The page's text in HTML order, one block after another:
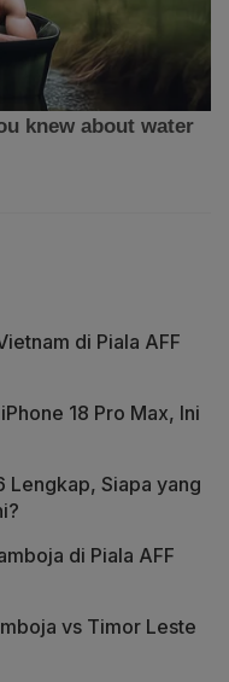
di Piala AFF
18 Pro Max, Ini
Lengkap, Siapa yang
di Piala AFF
vs Timor Leste